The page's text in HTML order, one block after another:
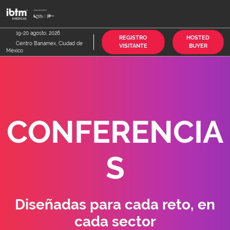
Saltar
al
contenido
19-20 agosto, 2026
Centro Banamex, Ciudad de
México
REGISTRO
VISITANTE
HOSTED
BUYER
CONFERENCIA
S
Diseñadas para cada reto, en
cada sector​